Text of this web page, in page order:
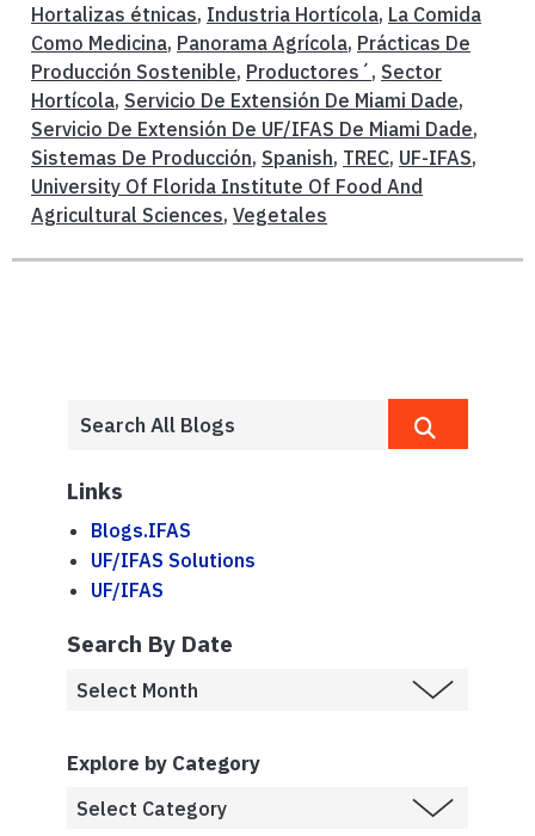
Hortalizas étnicas, Industria Hortícola, La Comida
Como Medicina, Panorama Agrícola, Prácticas De
Producción Sostenible, Productores´ , Sector
Hortícola, Servicio De Extensión De Miami Dade,
Servicio De Extensión De UF/IFAS De Miami Dade,
Sistemas De Producción, Spanish, TREC, UF-IFAS,
University Of Florida Institute Of Food And
Agricultural Sciences, Vegetales
Links
Blogs.IFAS
UF/IFAS Solutions
UF/IFAS
Search By Date
Explore by Category